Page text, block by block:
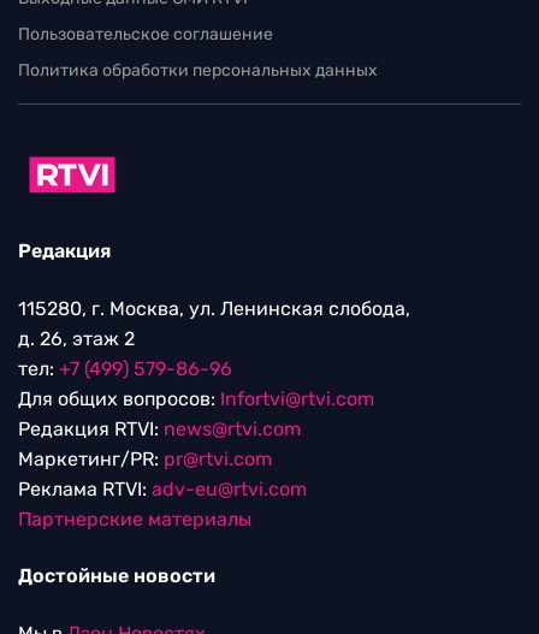
Пользовательское соглашение
Политика обработки персональных данных
Редакция
115280, г. Москва, ул. Ленинская слобода,
д. 26, этаж 2
тел: +7 (499) 579-86-96
Для общих вопросов: Infortvi@rtvi.com
Редакция RTVI: news@rtvi.com
Маркетинг/PR: pr@rtvi.com
Реклама RTVI: adv-eu@rtvi.com
Партнерские материалы
Достойные новости